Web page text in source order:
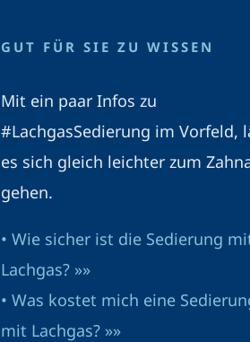
GUT FÜR SIE ZU WISSEN
Mit ein paar Infos zu
#LachgasSedierung im Vorfeld,
es sich gleich leichter zum
gehen.
• Wie sicher ist die Sedierung
Lachgas? »»
• Was kostet mich eine
mit Lachgas? »»